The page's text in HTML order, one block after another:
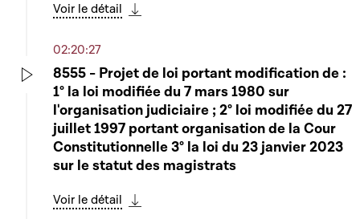
Voir le détail
02:20:27
8555 - Projet de loi portant modification de :
1° la loi modifiée du 7 mars 1980 sur
l'organisation judiciaire ; 2° loi modifiée du 27
juillet 1997 portant organisation de la Cour
Constitutionnelle 3° la loi du 23 janvier 2023
sur le statut des magistrats
Voir le détail